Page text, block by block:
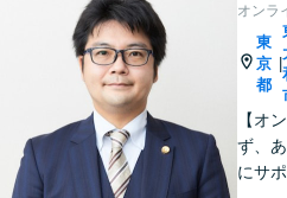
オンラ
東
京
都
|
【オ
ず、
にサ